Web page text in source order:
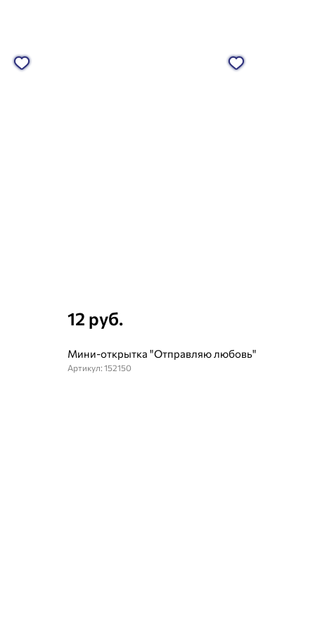
12 руб.
Мини-открытка "Отправляю любовь"
Артикул: 152150